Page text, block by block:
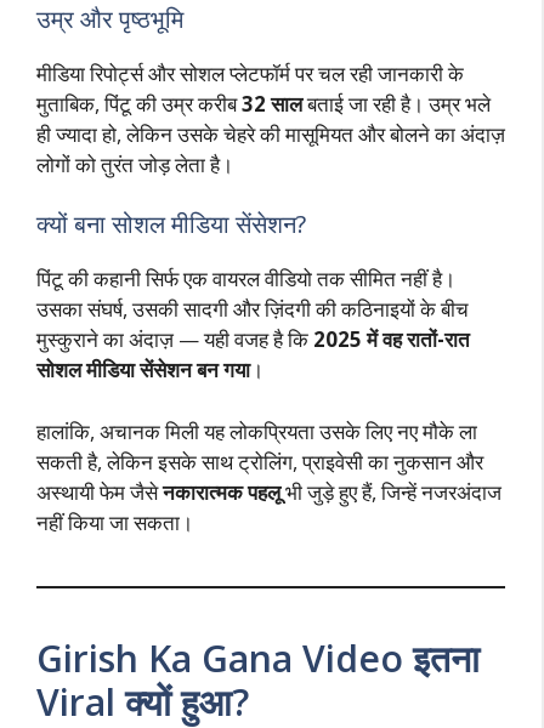
उम्र और पृष्ठभूमि
मीडिया रिपोर्ट्स और सोशल प्लेटफॉर्म पर चल रही जानकारी के
मुताबिक, पिंटू की उम्र करीब32 सालबताई जा रही है। उम्र भले
ही ज्यादा हो, लेकिन उसके चेहरे की मासूमियत और बोलने का अंदाज़
लोगों को तुरंत जोड़ लेता है।
क्यों बना सोशल मीडिया सेंसेशन?
पिंटू की कहानी सिर्फ एक वायरल वीडियो तक सीमित नहीं है।
उसका संघर्ष, उसकी सादगी और ज़िंदगी की कठिनाइयों के बीच
मुस्कुराने का अंदाज़ — यही वजह है कि 2025 में वह रातों-रात
सोशल मीडिया सेंसेशन बन गया।
हालांकि, अचानक मिली यह लोकप्रियता उसके लिए नए मौके ला
सकती है, लेकिन इसके साथ ट्रोलिंग, प्राइवेसी का नुकसान और
अस्थायी फेम जैसेनकारात्मक पहलूभी जुड़े हुए हैं, जिन्हें नजरअंदाज
नहीं किया जा सकता।
Girish Ka Gana Video इतना
Viral क्यों हुआ?